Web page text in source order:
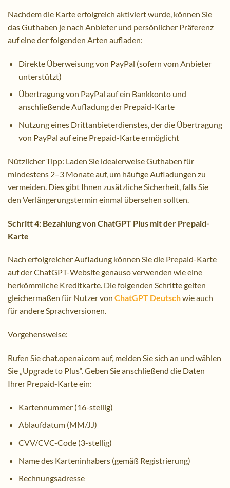
Nachdem die Karte erfolgreich aktiviert wurde, können Sie
das Guthaben je nach Anbieter und persönlicher Präferenz
auf eine der folgenden Arten aufladen:
Direkte Überweisung von PayPal (sofern vom Anbieter
unterstützt)
Übertragung von PayPal auf ein Bankkonto und
anschließende Aufladung der Prepaid-Karte
Nutzung eines Drittanbieterdienstes, der die Übertragung
von PayPal auf eine Prepaid-Karte ermöglicht
Nützlicher Tipp: Laden Sie idealerweise Guthaben für
mindestens 2–3 Monate auf, um häufige Aufladungen zu
vermeiden. Dies gibt Ihnen zusätzliche Sicherheit, falls Sie
den Verlängerungstermin einmal übersehen sollten.
Schritt 4: Bezahlung von ChatGPT Plus mit der Prepaid-
Karte
Nach erfolgreicher Aufladung können Sie die Prepaid-Karte
auf der ChatGPT-Website genauso verwenden wie eine
herkömmliche Kreditkarte. Die folgenden Schritte gelten
gleichermaßen für Nutzer von ChatGPT Deutschwie auch
für andere Sprachversionen.
Vorgehensweise:
Rufen Sie chat.openai.com auf, melden Sie sich an und wählen
Sie „Upgrade to Plus“. Geben Sie anschließend die Daten
Ihrer Prepaid-Karte ein:
Kartennummer (16-stellig)
Ablaufdatum (MM/JJ)
CVV/CVC-Code (3-stellig)
Name des Karteninhabers (gemäß Registrierung)
Rechnungsadresse